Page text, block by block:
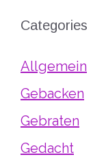
Categories
Allgemein
Gebacken
Gebraten
Gedacht